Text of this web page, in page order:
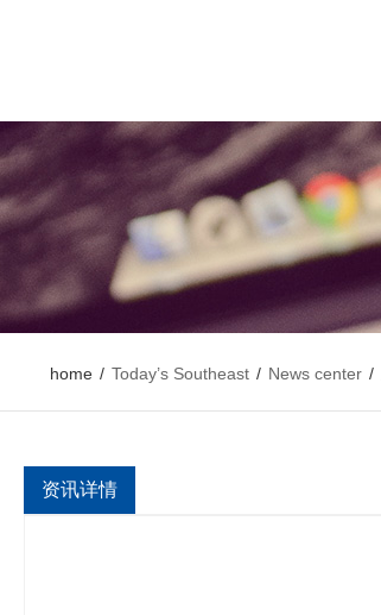
home / Today’s Southeast / News center /
资讯详情